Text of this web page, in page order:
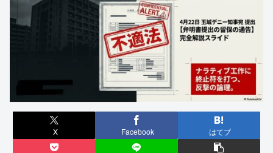
X Facebook はてブ